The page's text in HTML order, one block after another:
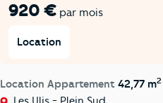
920 € par mois
Location
Location Appartement 42,77 m2